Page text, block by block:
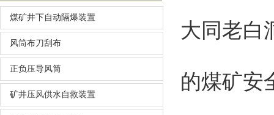
煤矿井下自动隔爆装置
风筒布刀刮布
正负压导风筒
矿井压风供水自救装置
大同老白
的煤矿安